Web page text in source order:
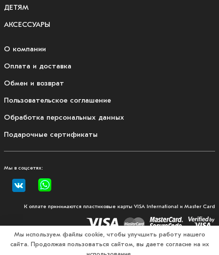
ДЕТЯМ
АКСЕССУАРЫ
О компании
Оплата и доставка
Обмен и возврат
Пользовательское соглашение
Обработка персональных данных
Подарочные сертификаты
Мы в соцсетях:
К оплате принимаются пластиковые карты VISA International и Master Card
© 2026, Fullmount — магазин одежды и экипировки для
Мы используем файлы cookie, чтобы улучшить работу нашего
сайта. Продолжая пользоваться сайтом, вы даете согласие на их
использование.